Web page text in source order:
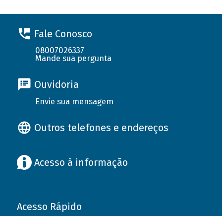
Fale Conosco
08007026337
Mande sua pergunta
Ouvidoria
Envie sua mensagem
Outros telefones e endereços
Acesso à informação
Acesso Rápido